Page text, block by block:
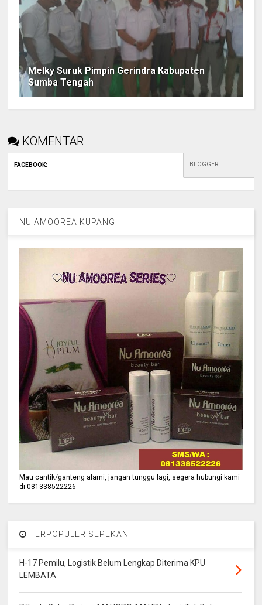
Melky Suruk Pimpin Gerindra Kabupaten
Sumba Tengah
KOMENTAR
FACEBOOK: BLOGGER
NU AMOOREA KUPANG
Mau cantik/ganteng alami, jangan tunggu lagi, segera hubungi kami
di 081338522226
TERPOPULER SEPEKAN
H-17 Pemilu, Logistik Belum Lengkap Diterima KPU
LEMBATA